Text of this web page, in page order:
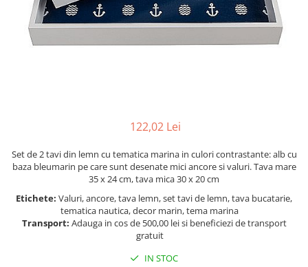
Barci, vapoare, ambarcatiuni
Pesti
122,02 Lei
Set de 2 tavi din lemn cu tematica marina in culori contrastante: alb cu
baza bleumarin pe care sunt desenate mici ancore si valuri. Tava mare
35 x 24 cm, tava mica 30 x 20 cm
Etichete: Valuri, ancore, tava lemn, set tavi de lemn, tava bucatarie,
tematica nautica, decor marin, tema marina
Transport: Adauga in cos de 500,00 lei si beneficiezi de transport
gratuit
IN STOC